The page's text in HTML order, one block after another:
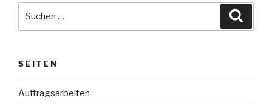
SEITEN
Auftragsarbeiten